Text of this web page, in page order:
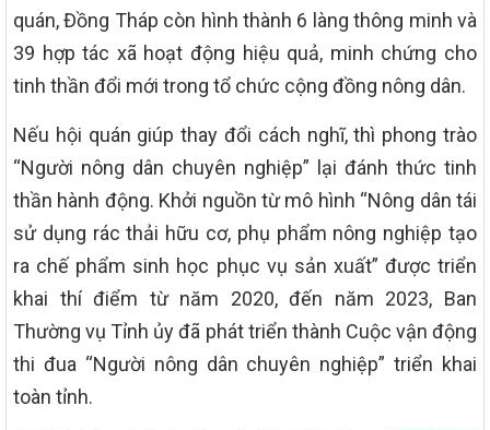
quán, Đồng Tháp còn hình thành 6 làng thông minh và
39 hợp tác xã hoạt động hiệu quả, minh chứng cho
tinh thần đổi mới trong tổ chức cộng đồng nông dân.
Nếu hội quán giúp thay đổi cách nghĩ, thì phong trào
“Người nông dân chuyên nghiệp” lại đánh thức tinh
thần hành động. Khởi nguồn từ mô hình “Nông dân tái
sử dụng rác thải hữu cơ, phụ phẩm nông nghiệp tạo
ra chế phẩm sinh học phục vụ sản xuất” được triển
khai thí điểm từ năm 2020, đến năm 2023, Ban
Thường vụ Tỉnh ủy đã phát triển thành Cuộc vận động
thi đua “Người nông dân chuyên nghiệp” triển khai
toàn tỉnh.